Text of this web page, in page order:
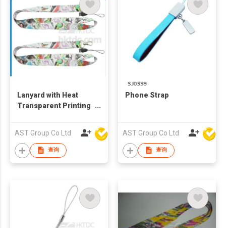
Lanyard with Heat
Transparent Printing
AST Group Co Ltd
查询
Phone Strap
AST Group Co Ltd
查询